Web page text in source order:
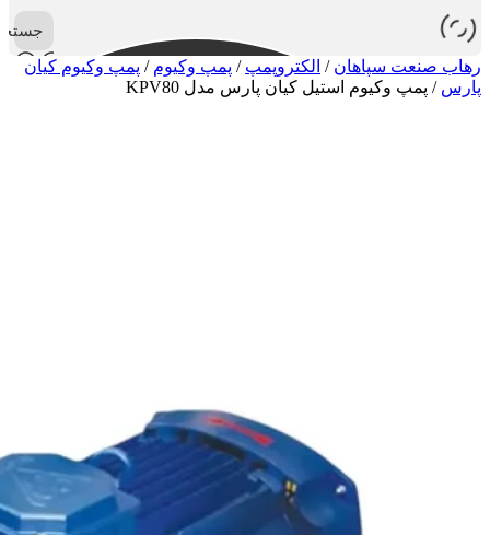
رهاب صنعت سپاهان / الکتروپمپ / پمپ وکیوم / پمپ وکیوم کیان
پارس / پمپ وکیوم استیل کیان پارس مدل KPV80